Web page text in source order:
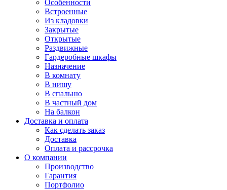
Особенности
Встроенные
Из кладовки
Закрытые
Открытые
Раздвижные
Гардеробные шкафы
Назначение
В комнату
В нишу
В спальню
В частный дом
На балкон
Доставка и оплата
Как сделать заказ
Доставка
Оплата и рассрочка
О компании
Производство
Гарантия
Портфолио